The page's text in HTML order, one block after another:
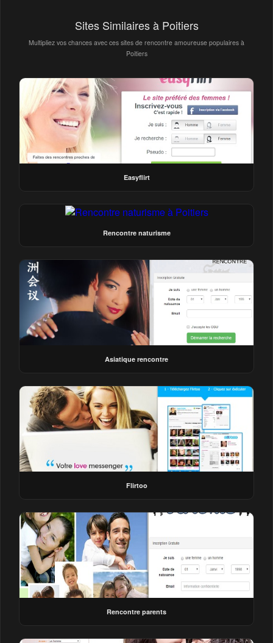
Sites Similaires à Poitiers
Multipliez vos chances avec ces sites de rencontre amoureuse populaires à
Poitiers
Easyflirt
Rencontre naturisme
Asiatique rencontre
Flirtoo
Rencontre parents